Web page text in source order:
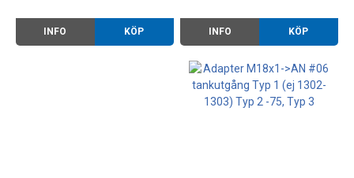
INFO KÖP INFO KÖP